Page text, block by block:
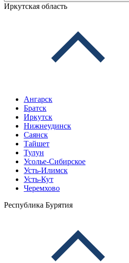
Иркутская область
Ангарск
Братск
Иркутск
Нижнеудинск
Саянск
Тайшет
Тулун
Усолье-Сибирское
Усть-Илимск
Усть-Кут
Черемхово
Республика Бурятия